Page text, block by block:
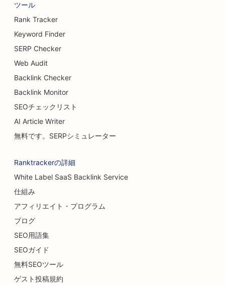
豊胸手術のSEO
ビュッフェレストランのSEO
ハンバーガー・トラックのSEO
火傷外科医のためのSEO
ケーキショップのためのSEO
カジュアル・ダイニング・レストランのSEO
カーペット・フローリング店向けSEO対策
洗車場のSEO
カイロプラクターのためのSEO
猫カフェのSEO
ケミカルピーリングのSEO
衣料品店のSEO
ツール
Rank Tracker
Keyword Finder
SERP Checker
Web Audit
Backlink Checker
Backlink Monitor
SEOチェックリスト
AI Article Writer
無料です。SERPシミュレーター
Ranktrackerの詳細
White Label SaaS Backlink Service
仕組み
アフィリエイト・プログラム
ブログ
SEO用語集
SEOガイド
無料SEOツール
ゲスト投稿規約